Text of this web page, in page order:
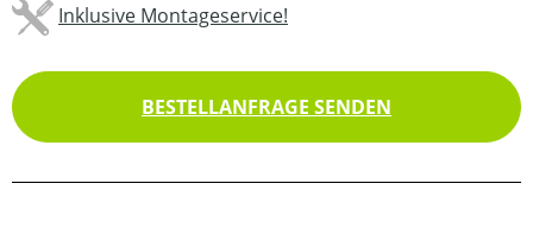
Inklusive Montageservice!
BESTELLANFRAGE SENDEN